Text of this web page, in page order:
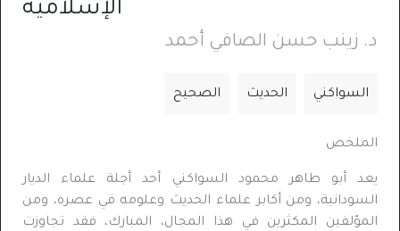
الإسلامية
د. زينب حسن الصافي أحمد
السواكني الحديث الصحيح
الملخص
يعد أبو طاهر محمود السواكني أحد أجلة علماء الديار
السودانية، ومن أكابر علماء الحديث وعلومه في عصره، ومن
المؤلفين المكثرين في هذا المجال، المبارك، فقد تجاوزت